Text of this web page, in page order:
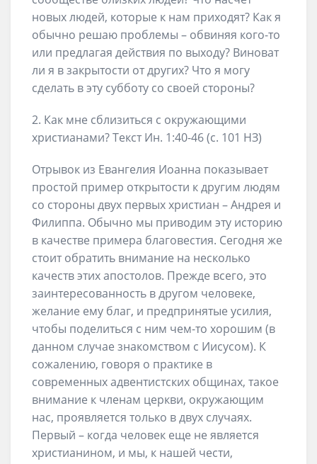
новых людей, которые к нам приходят? Как я
обычно решаю проблемы – обвиняя кого-то
или предлагая действия по выходу? Виноват
ли я в закрытости от других? Что я могу
сделать в эту субботу со своей стороны?
2. Как мне сблизиться с окружающими
христианами? Текст Ин. 1:40-46 (с. 101 НЗ)
Отрывок из Евангелия Иоанна показывает
простой пример открытости к другим людям
со стороны двух первых христиан – Андрея и
Филиппа. Обычно мы приводим эту историю
в качестве примера благовестия. Сегодня же
стоит обратить внимание на несколько
качеств этих апостолов. Прежде всего, это
заинтересованность в другом человеке,
желание ему благ, и предпринятые усилия,
чтобы поделиться с ним чем-то хорошим (в
данном случае знакомством с Иисусом). К
сожалению, говоря о практике в
современных адвентистских общинах, такое
внимание к членам церкви, окружающим
нас, проявляется только в двух случаях.
Первый – когда человек еще не является
христианином, и мы, к нашей чести,